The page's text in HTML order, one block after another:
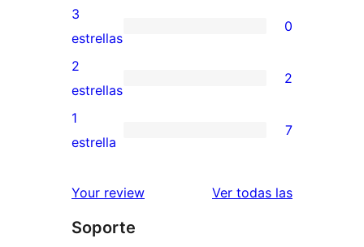
5
estrellas
valoraciones
de
4
estrellas
0
valoraciones
de
3
estrellas
3
estrellas
0
2
valoraciones
de
estrellas
2
estrellas
2
7
de
estrellas
1
estrella
7
Your review Ver todas las
Soporte